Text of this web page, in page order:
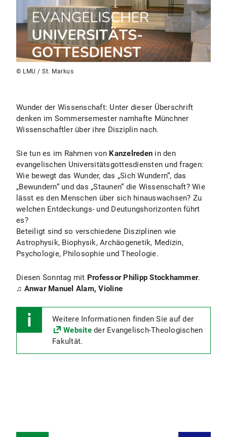
© LMU / St. Markus
Wunder der Wissenschaft: Unter dieser Überschrift
denken im Sommersemester namhafte Münchner
Wissenschaftler über ihre Disziplin nach.
Sie tun es im Rahmen von Kanzelreden in den
evangelischen Universitätsgottesdiensten und fragen:
Wie bewegt das Wunder, das „Sich Wundern“, das
„Bewundern“ und das „Staunen“ die Wissenschaft? Wie
lässt es den Menschen über sich hinauswachsen? Zu
welchen Entdeckungs- und Deutungshorizonten führt
es?
Beteiligt sind so verschiedene Disziplinen wie
Astrophysik, Biophysik, Archäogenetik, Medizin,
Psychologie, Philosophie und Theologie.
Diesen Sonntag mit Professor Philipp Stockhammer.
♫ Anwar Manuel Alam, Violine
Weitere Informationen finden Sie auf der
Websiteder Evangelisch-Theologischen
Fakultät.